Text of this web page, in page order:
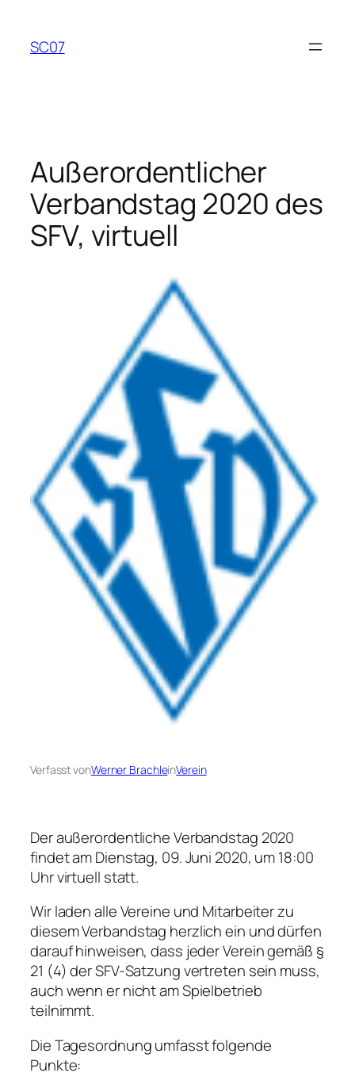
springen
SC07
Außerordentlicher
Verbandstag 2020 des
SFV, virtuell
Verfasst vonWerner BrachleinVerein
Der außerordentliche Verbandstag 2020
findet am Dienstag, 09. Juni 2020, um 18:00
Uhr virtuell statt.
Wir laden alle Vereine und Mitarbeiter zu
diesem Verbandstag herzlich ein und dürfen
darauf hinweisen, dass jeder Verein gemäß §
21 (4) der SFV-Satzung vertreten sein muss,
auch wenn er nicht am Spielbetrieb
teilnimmt.
Die Tagesordnung umfasst folgende
Punkte: